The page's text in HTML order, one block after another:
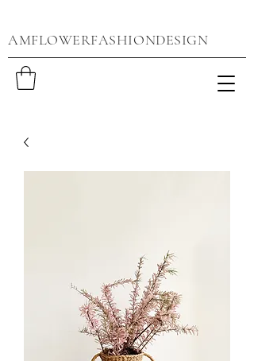
AMFLOWERFASHIONDESIGN